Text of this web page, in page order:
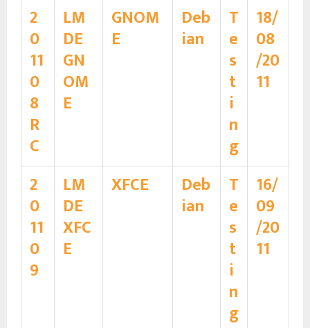
2
0
11
0
8
R
C
LM
DE
GN
OM
E
GNOM
E
Deb
ian
T
e
s
t
i
n
g
18/
08
/20
11
2
0
11
0
9
LM
DE
XFC
E
XFCE Deb
ian
T
e
s
t
i
n
g
16/
09
/20
11